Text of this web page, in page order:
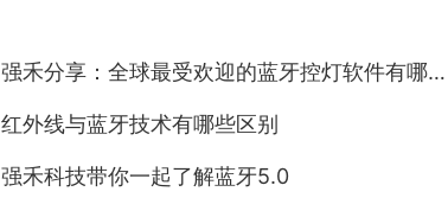
强禾分享：全球最受欢迎的蓝牙控灯软件有哪些？
红外线与蓝牙技术有哪些区别
强禾科技带你一起了解蓝牙5.0